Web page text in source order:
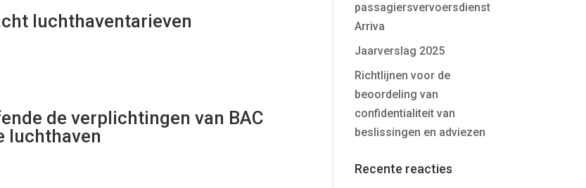
luchthaventarieven
de verplichtingen van BAC
luchthaven
passagiersvervoersdienst
Arriva
Jaarverslag 2025
Richtlijnen voor de
beoordeling van
confidentialiteit van
beslissingen en adviezen
Recente reacties